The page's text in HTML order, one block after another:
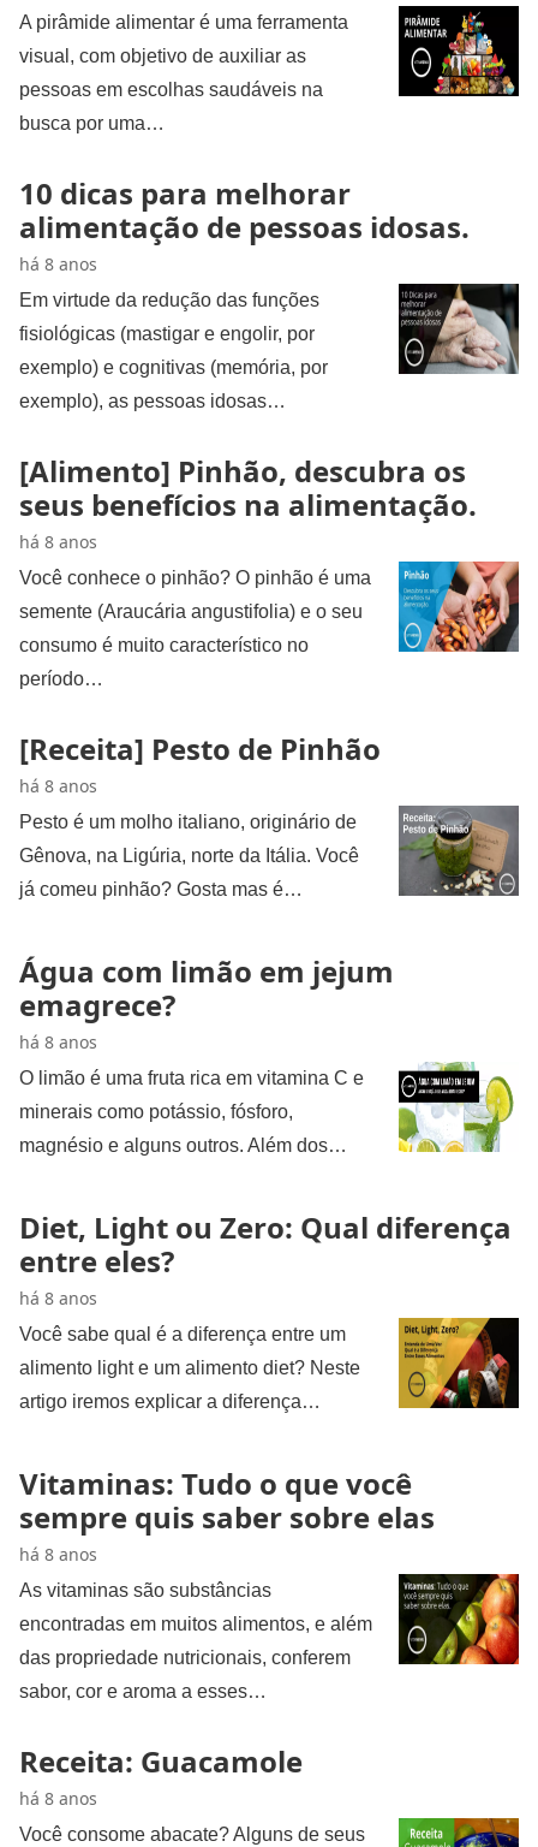
A pirâmide alimentar é uma ferramenta
visual, com objetivo de auxiliar as
pessoas em escolhas saudáveis na
busca por uma…
10 dicas para melhorar
alimentação de pessoas idosas.
há 8 anos
Em virtude da redução das funções
fisiológicas (mastigar e engolir, por
exemplo) e cognitivas (memória, por
exemplo), as pessoas idosas…
[Alimento] Pinhão, descubra os
seus benefícios na alimentação.
há 8 anos
Você conhece o pinhão? O pinhão é uma
semente (Araucária angustifolia) e o seu
consumo é muito característico no
período…
[Receita] Pesto de Pinhão
há 8 anos
Pesto é um molho italiano, originário de
Gênova, na Ligúria, norte da Itália. Você
já comeu pinhão? Gosta mas é…
Água com limão em jejum
emagrece?
há 8 anos
O limão é uma fruta rica em vitamina C e
minerais como potássio, fósforo,
magnésio e alguns outros. Além dos…
Diet, Light ou Zero: Qual diferença
entre eles?
há 8 anos
Você sabe qual é a diferença entre um
alimento light e um alimento diet? Neste
artigo iremos explicar a diferença…
Vitaminas: Tudo o que você
sempre quis saber sobre elas
há 8 anos
As vitaminas são substâncias
encontradas em muitos alimentos, e além
das propriedade nutricionais, conferem
sabor, cor e aroma a esses…
Receita: Guacamole
há 8 anos
Você consome abacate? Alguns de seus